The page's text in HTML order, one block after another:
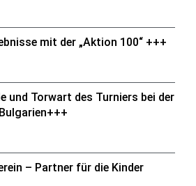
mit der „Aktion 100“ +++
und Torwart des Turniers bei der
– Partner für die Kinder